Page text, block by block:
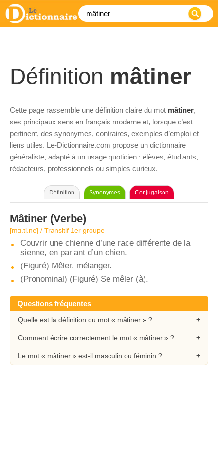
Définition mâtiner
Cette page rassemble une définition claire du mot mâtiner,
ses principaux sens en français moderne et, lorsque c’est
pertinent, des synonymes, contraires, exemples d’emploi et
liens utiles. Le-Dictionnaire.com propose un dictionnaire
généraliste, adapté à un usage quotidien : élèves, étudiants,
rédacteurs, professionnels ou simples curieux.
Définition Synonymes Conjugaison
Mâtiner (Verbe)
[mɑ.ti.ne] / Transitif 1er groupe
Couvrir une chienne d’une race différente de la
sienne, en parlant d’un chien.
(Figuré) Mêler, mélanger.
(Pronominal) (Figuré) Se mêler (à).
Questions fréquentes
Quelle est la définition du mot « mâtiner » ?
Comment écrire correctement le mot « mâtiner » ?
Le mot « mâtiner » est-il masculin ou féminin ?